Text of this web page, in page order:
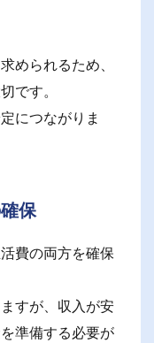
められるため、
です。
につながりま
保
費の両方を確保
すが、収入が安
準備する必要が